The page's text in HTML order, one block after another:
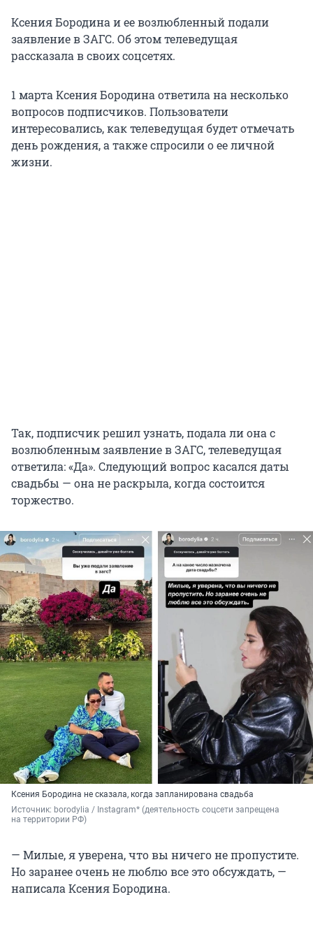
Ксения Бородина и ее возлюбленный подали
заявление в ЗАГС. Об этом телеведущая
рассказала в своих соцсетях.
1 марта Ксения Бородина ответила на несколько
вопросов подписчиков. Пользователи
интересовались, как телеведущая будет отмечать
день рождения, а также спросили о ее личной
жизни.
Так, подписчик решил узнать, подала ли она с
возлюбленным заявление в ЗАГС, телеведущая
ответила: «Да». Следующий вопрос касался даты
свадьбы — она не раскрыла, когда состоится
торжество.
Ксения Бородина не сказала, когда запланирована свадьба
Источник: borodylia / Instagram* (деятельность соцсети запрещена
на территории РФ)
— Милые, я уверена, что вы ничего не пропустите.
Но заранее очень не люблю все это обсуждать, —
написала Ксения Бородина.